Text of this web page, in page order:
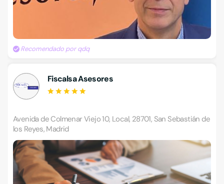
Recomendado por qdq
Fiscalsa Asesores
Avenida de Colmenar Viejo 10, Local, 28701, San Sebastián de
los Reyes, Madrid